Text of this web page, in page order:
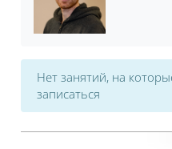
Нет занятий, на
записаться